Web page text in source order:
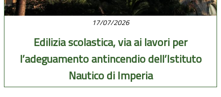
17/07/2026
Edilizia scolastica, via ai lavori per
l’adeguamento antincendio dell’Istituto
Nautico di Imperia